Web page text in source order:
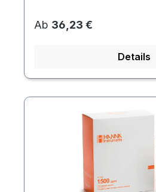
Regulärer Preis:
Ab 36,23 €
Details